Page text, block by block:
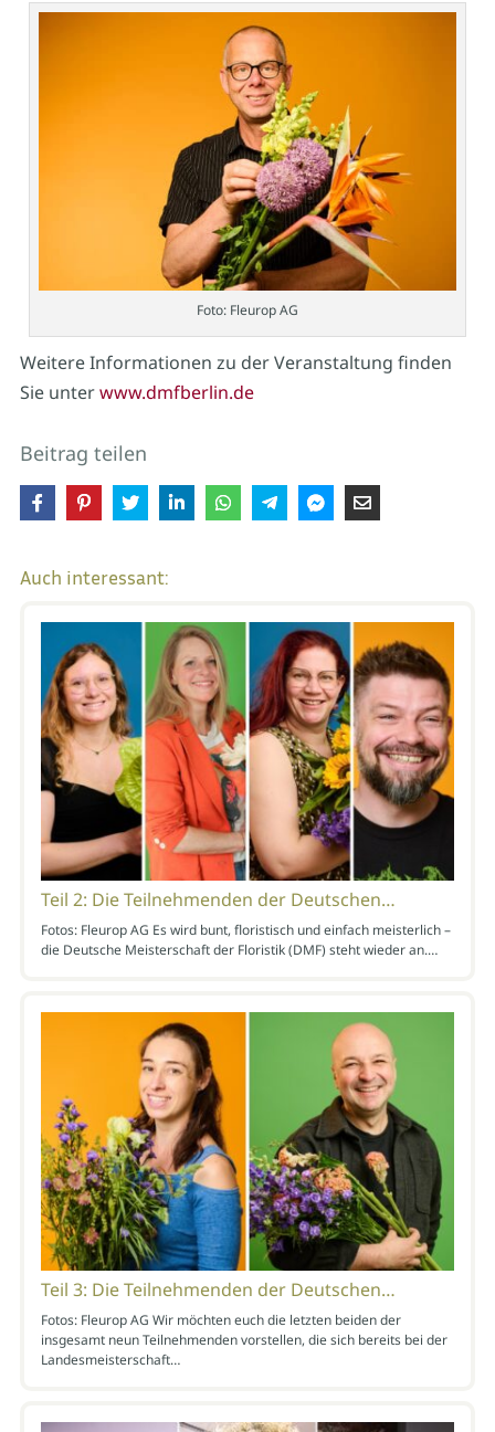
Foto: Fleurop AG
Weitere Informationen zu der Veranstaltung finden
Sie unterwww.dmfberlin.de
Beitrag teilen
Auch interessant:
Teil 2: Die Teilnehmenden der Deutschen…
Fotos: Fleurop AG Es wird bunt, floristisch und einfach meisterlich –
die Deutsche Meisterschaft der Floristik (DMF) steht wieder an.…
Teil 3: Die Teilnehmenden der Deutschen…
Fotos: Fleurop AG Wir möchten euch die letzten beiden der
insgesamt neun Teilnehmenden vorstellen, die sich bereits bei der
Landesmeisterschaft…